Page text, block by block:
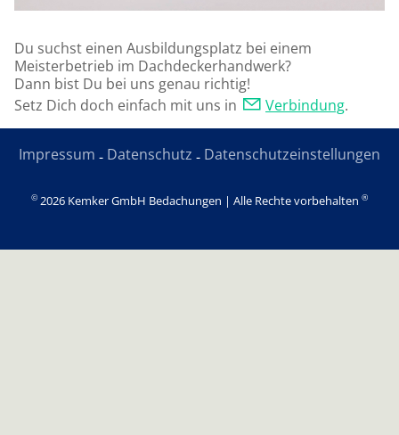
Du suchst einen Ausbildungsplatz bei einem
Meisterbetrieb im Dachdeckerhandwerk?
Dann bist Du bei uns genau richtig!
Setz Dich doch einfach mit uns in
Verbindung.
Impressum - Datenschutz - Datenschutzeinstellungen
© 2026 Kemker GmbH Bedachungen | Alle Rechte vorbehalten ®